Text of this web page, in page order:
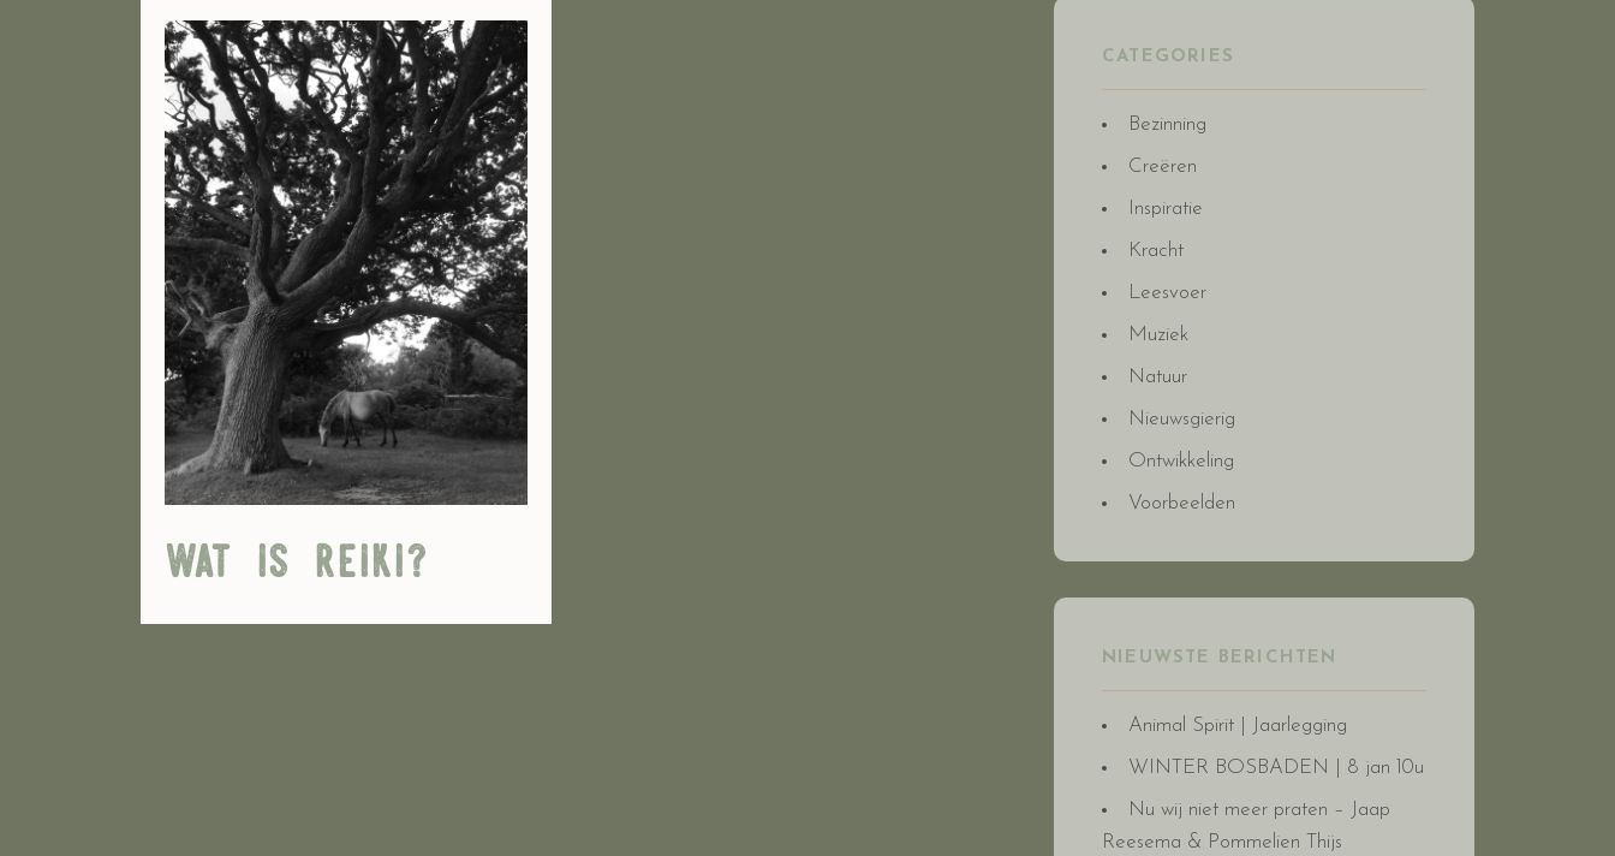
wat is reiki?
CATEGORIES
Bezinning
Creëren
Inspiratie
Kracht
Leesvoer
Muziek
Natuur
Nieuwsgierig
Ontwikkeling
Voorbeelden
NIEUWSTE BERICHTEN
Animal Spirit | Jaarlegging
WINTER BOSBADEN | 8 jan 10u
Nu wij niet meer praten – Jaap
Reesema & Pommelien Thijs